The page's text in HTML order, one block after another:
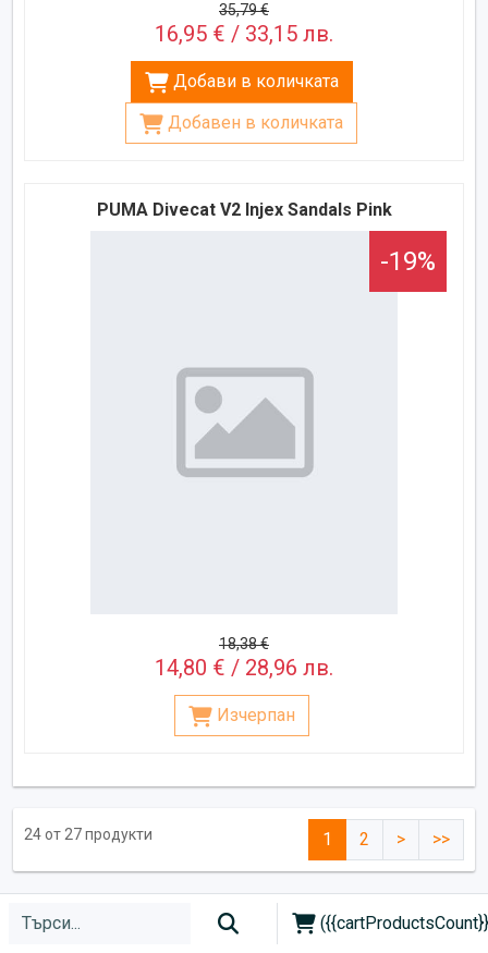
35,79 €
16,95 € / 33,15 лв.
Добави в количката
Добавен в количката
PUMA Divecat V2 Injex Sandals Pink
-19%
18,38 €
14,80 € / 28,96 лв.
Изчерпан
24 от 27 продукти 1 2 > >>